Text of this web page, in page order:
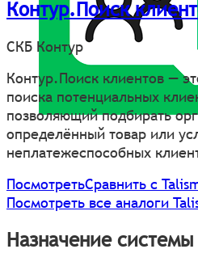
Контур.Поиск
СКБ Контур
Контур.Поиск клиентов —
поиска потенциальных
позволяющий подбирать
определённый товар или
неплатежеспособных
ПосмотретьСравнить с
Посмотреть все аналоги
Назначение